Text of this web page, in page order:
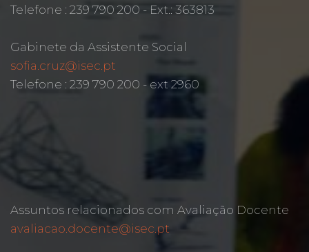
Telefone : 239 790 200 - Ext.: 363813
Gabinete da Assistente Social
sofia.cruz@isec.pt
Telefone : 239 790 200 - ext 2960
Assuntos relacionados com Avaliação Docente
avaliacao.docente@isec.pt